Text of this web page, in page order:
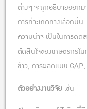
ต่างๆ จะถูกอธิบายออกม
การที่จะเกิดทางเลือกนั้น
ความน่าจะเป็นในการตั
ตัดสินใจของเกษตรกรใ
ข้าว, การผลิตแบบ
ตัวอย่างงานวิจัย เช่น